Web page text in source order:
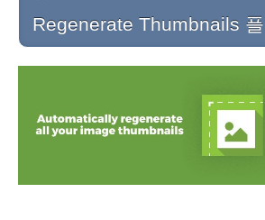
Regenerate Thumbnails